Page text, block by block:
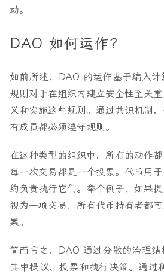
动。
DAO 如何运作？
如前所述，DAO 的运作基于编入
规则对于在组织内建立安全性至关
义和实施这些规则。通过共识机制
有成员都必须遵守规则。
在这种类型的组织中，所有的动作都
每一次交易都是一个投票。代币用
约负责执行它们。举个例子，如果
视为一项交易，所有代币持有者都
案。
简而言之，DAO 通过分散的治理
其中提议、投票和执行决策。通过